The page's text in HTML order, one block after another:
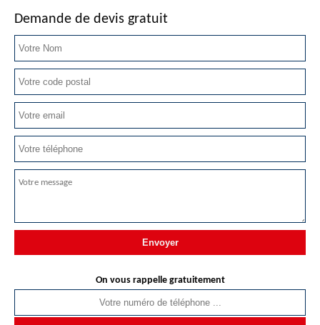
Demande de devis gratuit
On vous rappelle gratuitement